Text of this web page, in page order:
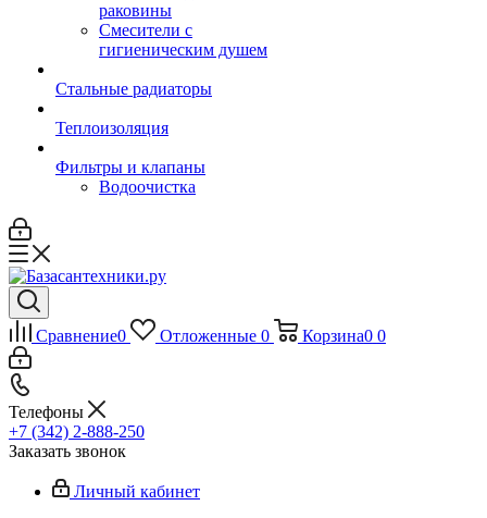
раковины
Смесители с
гигиеническим душем
Стальные радиаторы
Теплоизоляция
Фильтры и клапаны
Водоочистка
Сравнение0 Отложенные 0 Корзина0 0
Телефоны
+7 (342) 2-888-250
Заказать звонок
Личный кабинет